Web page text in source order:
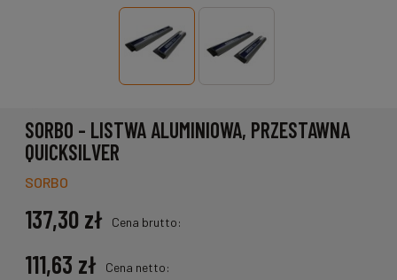
SORBO - LISTWA ALUMINIOWA, PRZESTAWNA
QUICKSILVER
SORBO
Cena brutto:
137,30 zł
Cena netto:
111,63 zł